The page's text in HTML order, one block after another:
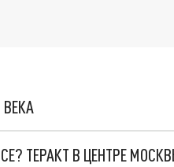
ТЕРАКТ В ЦЕНТРЕ